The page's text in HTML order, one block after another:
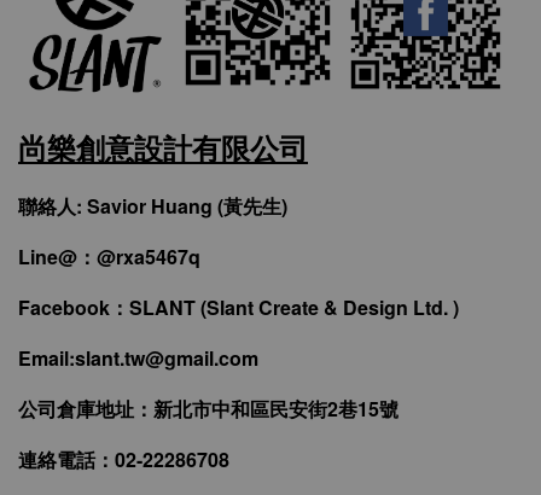
尚樂創意設計有限公司
聯絡人: Savior Huang (黃先生)
Line@：@rxa5467q
Facebook：SLANT (Slant Create & Design Ltd. )
Email:slant.tw@gmail.com
公司倉庫地址：新北市中和區民安街2巷15號
連絡電話：02-22286708